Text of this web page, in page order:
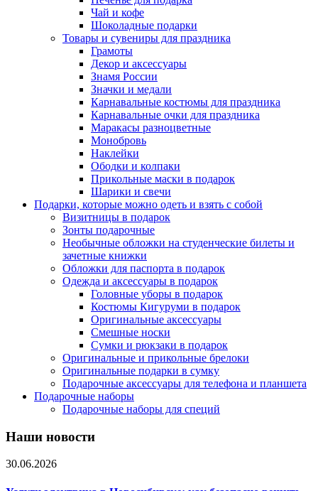
Чай и кофе
Шоколадные подарки
Товары и сувениры для праздника
Грамоты
Декор и аксессуары
Знамя России
Значки и медали
Карнавальные костюмы для праздника
Карнавальные очки для праздника
Маракасы разноцветные
Монобровь
Наклейки
Ободки и колпаки
Прикольные маски в подарок
Шарики и свечи
Подарки, которые можно одеть и взять с собой
Визитницы в подарок
Зонты подарочные
Необычные обложки на студенческие билеты и
зачетные книжки
Обложки для паспорта в подарок
Одежда и аксессуары в подарок
Головные уборы в подарок
Костюмы Кигуруми в подарок
Оригинальные аксессуары
Смешные носки
Сумки и рюкзаки в подарок
Оригинальные и прикольные брелоки
Оригинальные подарки в сумку
Подарочные аксессуары для телефона и планшета
Подарочные наборы
Подарочные наборы для специй
Наши новости
30.06.2026